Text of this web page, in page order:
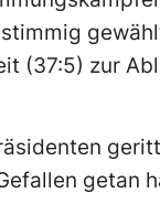
(37:5) zur
getan